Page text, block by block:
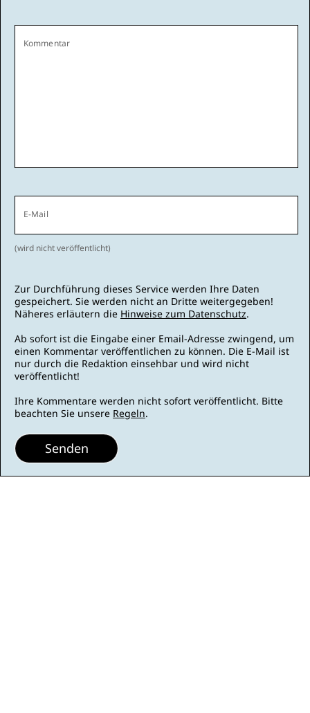
Kommentar
E-Mail
(wird nicht veröffentlicht)
Zur Durchführung dieses Service werden Ihre Daten
gespeichert. Sie werden nicht an Dritte weitergegeben!
Näheres erläutern die Hinweise zum Datenschutz.
Ab sofort ist die Eingabe einer Email-Adresse zwingend, um
einen Kommentar veröffentlichen zu können. Die E-Mail ist
nur durch die Redaktion einsehbar und wird nicht
veröffentlicht!
Ihre Kommentare werden nicht sofort veröffentlicht. Bitte
beachten Sie unsere Regeln.
Senden